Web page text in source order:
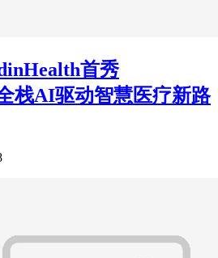
首秀
栈AI驱动智慧医疗新路